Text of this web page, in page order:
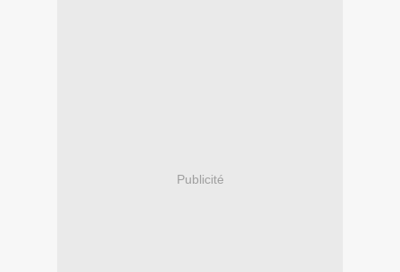
Publicité